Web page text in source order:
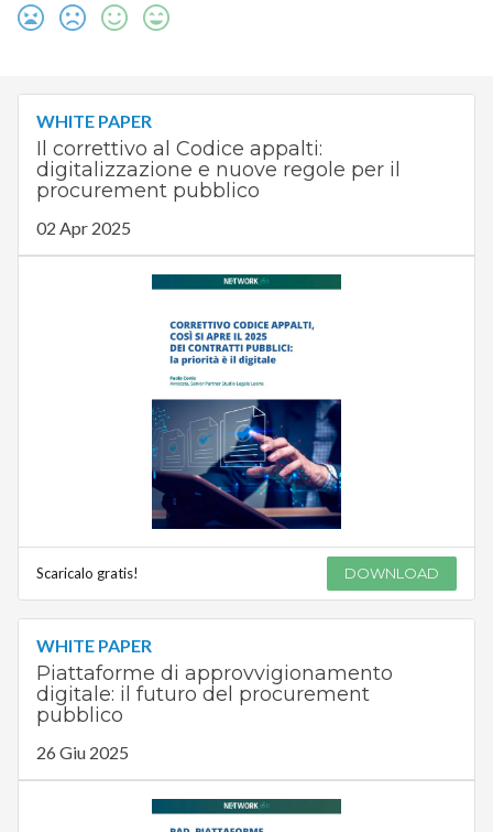
WHITE PAPER
Il correttivo al Codice appalti:
digitalizzazione e nuove regole per il
procurement pubblico
02 Apr 2025
Scaricalo gratis! DOWNLOAD
WHITE PAPER
Piattaforme di approvvigionamento
digitale: il futuro del procurement
pubblico
26 Giu 2025